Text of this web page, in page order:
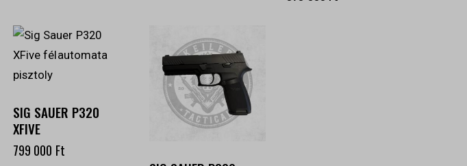
SIG SAUER P320
XFIVE
799 000 Ft